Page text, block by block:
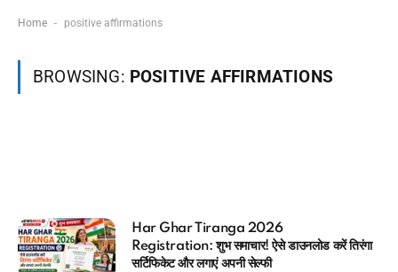
Home - positive affirmations
BROWSING: POSITIVE AFFIRMATIONS
2026
समाचार! ऐसे डाउनलोड करें तिरंगा
अपनी सेल्फी
मिनटों में चेक करने